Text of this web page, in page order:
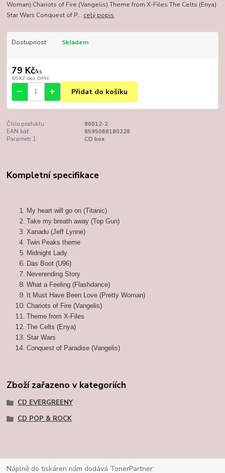
Woman) Chariots of Fire (Vangelis) Theme from X-Files The Celts (Enya)
Star Wars Conquest of P... celý popis
Dostupnost Skladem
79 Kč/ks
65 Kč bez DPH
Přidat do košíku
Číslo produktu:
80012-2
EAN kód:
8595068180228
Parametr 1:
CD box
Kompletní specifikace
My heart will go on (Titanic)
Take my breath away (Top Gun)
Xanadu (Jeff Lynne)
Twin Peaks theme
Midnight Lady
Das Boot (U96)
Neverending Story
What a Feeling (Flashdance)
It Must Have Been Love (Pretty Woman)
Chariots of Fire (Vangelis)
Theme from X-Files
The Celts (Enya)
Star Wars
Conquest of Paradise (Vangelis)
Zboží zařazeno v kategoriích
CD EVERGREENY
CD POP & ROCK
Náplně do tiskáren nám dodává TonerPartner: